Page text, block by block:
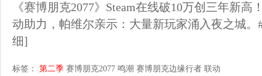
《赛博朋克2077》Steam在线破10万创三年新高
动助力，帕维尔亲示：大量新玩家涌入夜之城。
细]
标签： 第二季 赛博朋克2077 鸣潮 赛博朋克边缘行者 联动